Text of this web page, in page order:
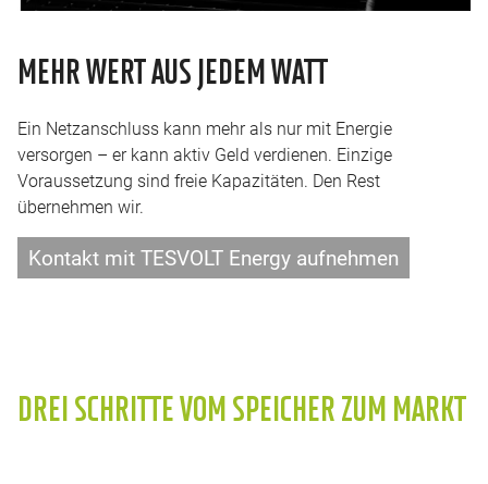
MEHR WERT AUS JEDEM WATT
Ein Netzanschluss kann mehr als nur mit Energie
versorgen – er kann aktiv Geld verdienen. Einzige
Voraussetzung sind freie Kapazitäten. Den Rest
übernehmen wir.
Kontakt mit TESVOLT Energy aufnehmen
DREI SCHRITTE VOM SPEICHER ZUM MARKT